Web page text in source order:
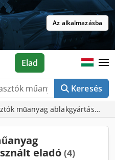
Az alkalmazásba
Keresés
Elad
műanyag ablakgyártáshoz
eladó (4)